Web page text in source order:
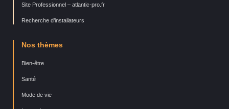
Site Professionnel – atlantic-pro.fr
Recherche d’installateurs
Nos thèmes
Bien-être
Santé
Mode de vie